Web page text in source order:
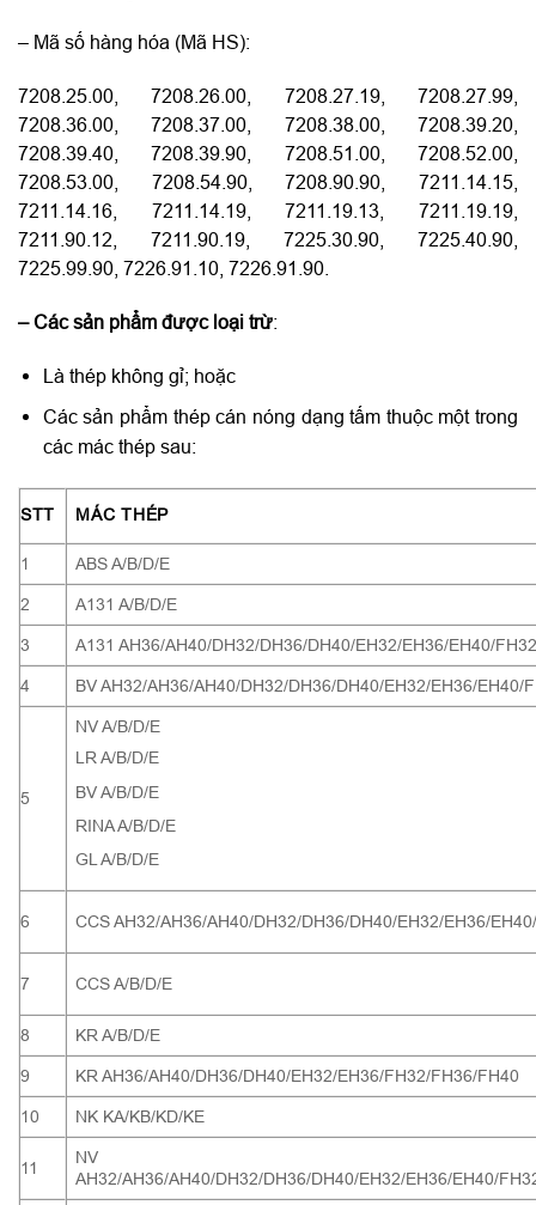
– Mã số hàng hóa (Mã HS):
7208.25.00, 7208.26.00, 7208.27.19, 7208.27.99,
7208.36.00, 7208.37.00, 7208.38.00, 7208.39.20,
7208.39.40, 7208.39.90, 7208.51.00, 7208.52.00,
7208.53.00, 7208.54.90, 7208.90.90, 7211.14.15,
7211.14.16, 7211.14.19, 7211.19.13, 7211.19.19,
7211.90.12, 7211.90.19, 7225.30.90, 7225.40.90,
7225.99.90, 7226.91.10, 7226.91.90.
– Các sản phẩm được loại trừ:
Là thép không gỉ; hoặc
Các sản phẩm thép cán nóng dạng tấm thuộc một trong
các mác thép sau:
STT MÁC THÉP
1 ABS A/B/D/E
2 A131 A/B/D/E
3 A131 AH36/AH40/DH32/DH36/DH40/EH32/EH36/EH40/
4 BV AH32/AH36/AH40/DH32/DH36/DH40/EH32/EH36/EH40/
5
NV A/B/D/E
LR A/B/D/E
BV A/B/D/E
RINA A/B/D/E
GL A/B/D/E
6 CCS AH32/AH36/AH40/DH32/DH36/DH40/EH32/EH36/
7 CCS A/B/D/E
8 KR A/B/D/E
9 KR AH36/AH40/DH36/DH40/EH32/EH36/FH32/FH36/FH40
10 NK KA/KB/KD/KE
11
NV
AH32/AH36/AH40/DH32/DH36/DH40/EH32/EH36/EH40/